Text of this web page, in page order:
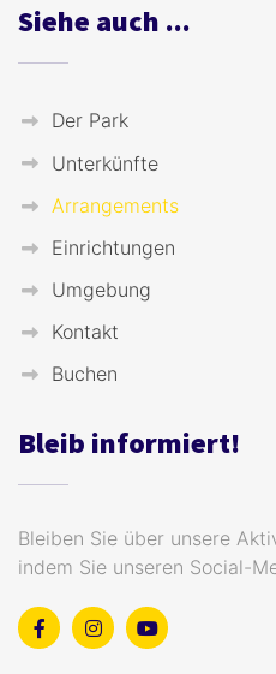
Siehe auch ...
Der Park
Unterkünfte
Arrangements
Einrichtungen
Umgebung
Kontakt
Buchen
Bleib informiert!
Bleiben Sie über unsere
indem Sie unseren Social-